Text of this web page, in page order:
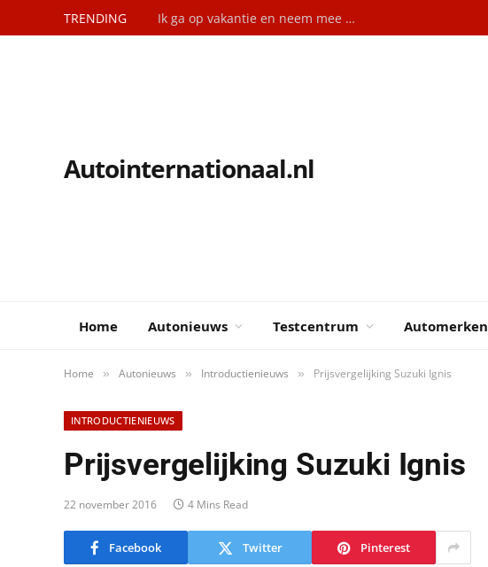
TRENDING Ik ga op vakantie en neem mee …
Autointernationaal.nl
Home Autonieuws Testcentrum Automerken
Home » Autonieuws » Introductienieuws » Prijsvergelijking Suzuki Ignis
INTRODUCTIENIEUWS
Prijsvergelijking Suzuki Ignis
22 november 2016 4 Mins Read
Facebook Twitter Pinterest